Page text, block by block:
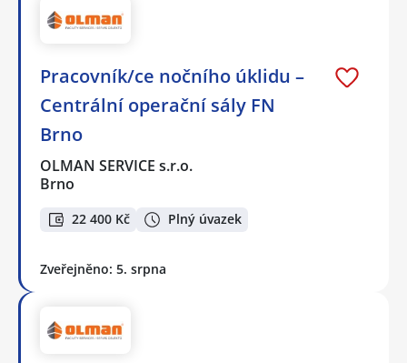
Pracovník/ce nočního úklidu –
Centrální operační sály FN
Brno
OLMAN SERVICE s.r.o.
Brno
22 400 Kč Plný úvazek
Zveřejněno: 5. srpna